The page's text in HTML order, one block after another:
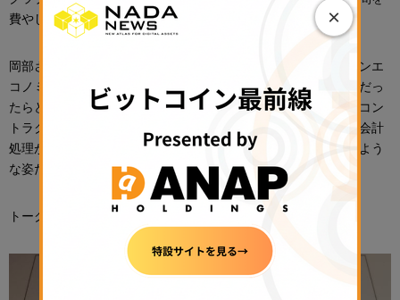
費やしている。
岡部さんはその動機を、「特定の企業のためではなく、トークンエ
コノミー業界全体の発展のための政治活動は必要。そして自分だっ
たらどんな政治団体に寄付をしたいかと考えたとき、スマートコン
トラクトベースで運営され、代表者や会計責任者がいなくても会計
処理がすべてオープンになっており、誰でも会計処理ができるよう
な姿だった」と話す。
トークントークンは規約に、団体の目的をこう記載している。
×